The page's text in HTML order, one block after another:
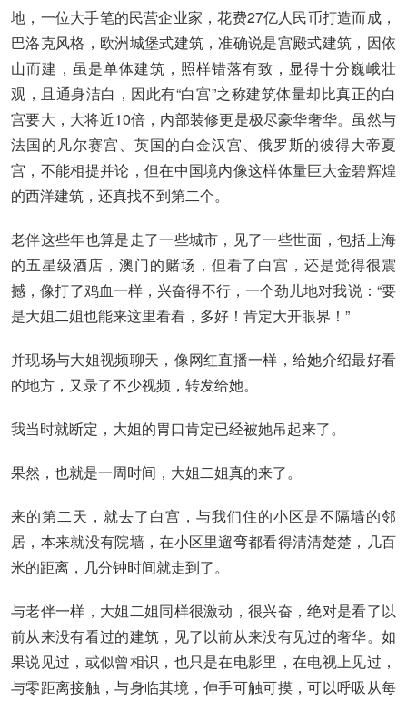
地，一位大手笔的民营企业家，花费27亿人民币打造而成，
巴洛克风格，欧洲城堡式建筑，准确说是宫殿式建筑，因依
山而建，虽是单体建筑，照样错落有致，显得十分巍峨壮
观，且通身洁白，因此有“白宫”之称建筑体量却比真正的白
宫要大，大将近10倍，内部装修更是极尽豪华奢华。虽然与
法国的凡尔赛宫、英国的白金汉宫、俄罗斯的彼得大帝夏
宫，不能相提并论，但在中国境内像这样体量巨大金碧辉煌
的西洋建筑，还真找不到第二个。
老伴这些年也算是走了一些城市，见了一些世面，包括上海
的五星级酒店，澳门的赌场，但看了白宫，还是觉得很震
撼，像打了鸡血一样，兴奋得不行，一个劲儿地对我说：“要
是大姐二姐也能来这里看看，多好！肯定大开眼界！”
并现场与大姐视频聊天，像网红直播一样，给她介绍最好看
的地方，又录了不少视频，转发给她。
我当时就断定，大姐的胃口肯定已经被她吊起来了。
果然，也就是一周时间，大姐二姐真的来了。
来的第二天，就去了白宫，与我们住的小区是不隔墙的邻
居，本来就没有院墙，在小区里遛弯都看得清清楚楚，几百
米的距离，几分钟时间就走到了。
与老伴一样，大姐二姐同样很激动，很兴奋，绝对是看了以
前从来没有看过的建筑，见了以前从来没有见过的奢华。如
果说见过，或似曾相识，也只是在电影里，在电视上见过，
与零距离接触，与身临其境，伸手可触可摸，可以呼吸从每